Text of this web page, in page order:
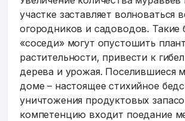
участке заставляет волноваться
огородников и садоводов. Такие
«соседи» могут опустошить
растительности, привести к
дерева и урожая. Поселившиеся
доме – настоящее стихийное
уничтожения продуктовых
компетенцию входит поедание